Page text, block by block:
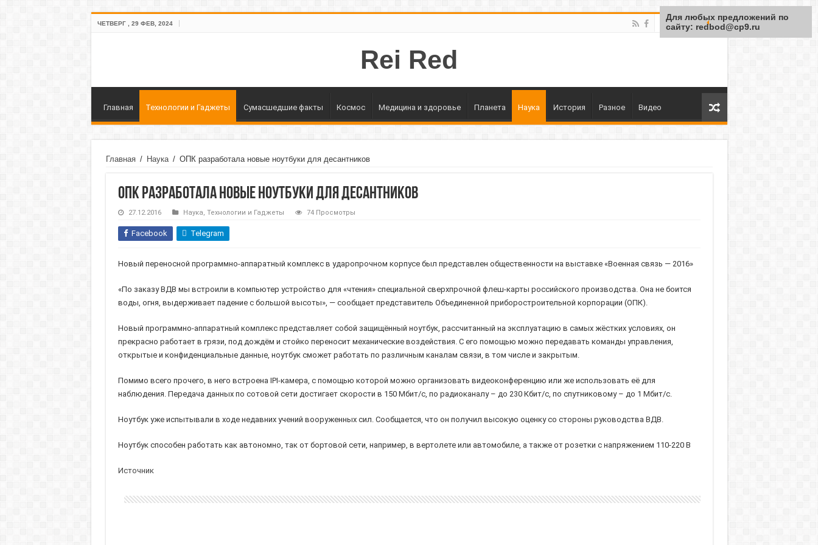
ЧЕТВЕРГ , 29 ФЕВ, 2024
Rei Red
Главная Технологии и Гаджеты Сумасшедшие факты Космос Медицина и здоровье Планета Наука История Разное Видео
Главная / Наука / ОПК разработала новые ноутбуки для десантников
ОПК разработала новые ноутбуки для десантников
27.12.2016 Наука, Технологии и Гаджеты 74 Просмотры
Facebook Telegram
Новый переносной программно-аппаратный комплекс в ударопрочном корпусе был представлен общественности на выставке «Военная связь — 2016»
«По заказу ВДВ мы встроили в компьютер устройство для «чтения» специальной сверхпрочной флеш-карты российского производства. Она не боится
воды, огня, выдерживает падение с большой высоты», — сообщает представитель Объединенной приборостроительной корпорации (ОПК).
Новый программно-аппаратный комплекс представляет собой защищённый ноутбук, рассчитанный на эксплуатацию в самых жёстких условиях, он
прекрасно работает в грязи, под дождём и стойко переносит механические воздействия. С его помощью можно передавать команды управления,
открытые и конфиденциальные данные, ноутбук сможет работать по различным каналам связи, в том числе и закрытым.
Помимо всего прочего, в него встроена IPI-камера, с помощью которой можно организовать видеоконференцию или же использовать её для
наблюдения. Передача данных по сотовой сети достигает скорости в 150 Мбит/с, по радиоканалу – до 230 Кбит/с, по спутниковому – до 1 Мбит/с.
Ноутбук уже испытывали в ходе недавних учений вооруженных сил. Сообщается, что он получил высокую оценку со стороны руководства ВДВ.
Ноутбук способен работать как автономно, так от бортовой сети, например, в вертолете или автомобиле, а также от розетки с напряжением 110-220 В
Источник
Для любых предложений по
сайту: redbod@cp9.ru